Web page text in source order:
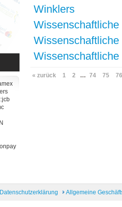
Winklers
Wissenschaftliche
« zurück 1 2 … 74 75 76
Datenschutzerklärung Allgemeine